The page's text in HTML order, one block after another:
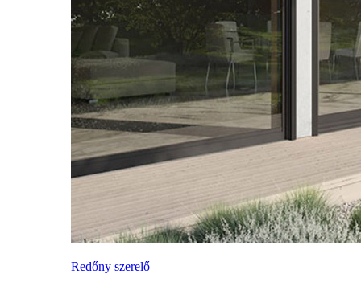
Redőny szerelő